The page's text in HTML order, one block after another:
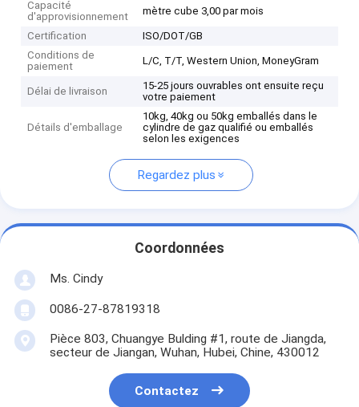
Capacité
d'approvisionnement
mètre cube 3,00 par mois
Certification
ISO/DOT/GB
Conditions de
paiement
L/C, T/T, Western Union, MoneyGram
Délai de livraison
15-25 jours ouvrables ont ensuite reçu
votre paiement
Détails d'emballage
10kg, 40kg ou 50kg emballés dans le
cylindre de gaz qualifié ou emballés
selon les exigences
Regardez plus
Coordonnées
Ms. Cindy
0086-27-87819318
Pièce 803, Chuangye Bulding #1, route de Jiangda,
secteur de Jiangan, Wuhan, Hubei, Chine, 430012
Contactez